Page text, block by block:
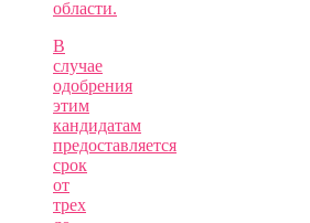
области.
В
случае
одобрения
этим
кандидатам
предоставляется
срок
от
трех